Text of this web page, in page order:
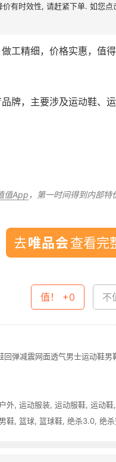
有时效性, 请赶紧下单. 如您
工精细，价格实惠，值
牌，主要涉及运动鞋、
值App ，第一时间得到内部特
去 查看完
值！ +0 不
回弹减震网面透气男士运动鞋男
外, 运动服装, 运动服鞋, 运动鞋
男鞋, 篮球, 篮球鞋, 绝杀3.0, 绝